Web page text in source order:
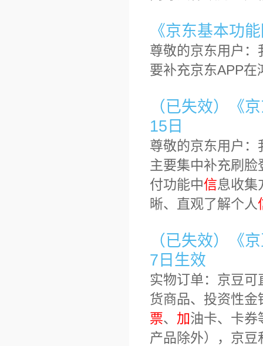
《京东基本功
尊敬的京东用户
要补充京东APP在
（已失效）《
15日
尊敬的京东用户
主要集中补充刷
付功能中信息收集
晰、直观了解个人
（已失效）《
7日生效
实物订单：京豆
货商品、投资性
票、 加油卡、卡券
产品除外），京